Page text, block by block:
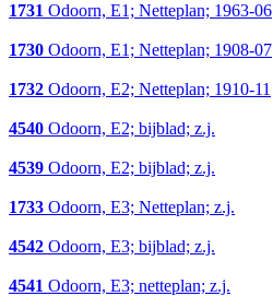
1731 Odoorn, E1; Netteplan; 1963-06
1730 Odoorn, E1; Netteplan; 1908-07
1732 Odoorn, E2; Netteplan; 1910-11
4540 Odoorn, E2; bijblad; z.j.
4539 Odoorn, E2; bijblad; z.j.
1733 Odoorn, E3; Netteplan; z.j.
4542 Odoorn, E3; bijblad; z.j.
4541 Odoorn, E3; netteplan; z.j.